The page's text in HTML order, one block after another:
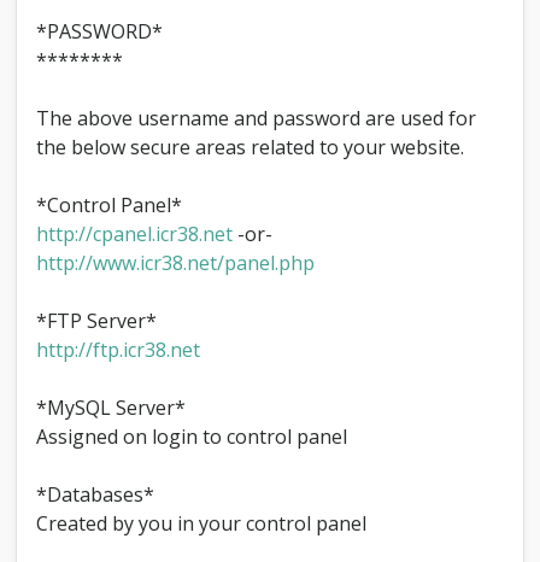
*PASSWORD*
********
The above username and password are used for
the below secure areas related to your website.
*Control Panel*
http://cpanel.icr38.net -or-
http://www.icr38.net/panel.php
*FTP Server*
http://ftp.icr38.net
*MySQL Server*
Assigned on login to control panel
*Databases*
Created by you in your control panel